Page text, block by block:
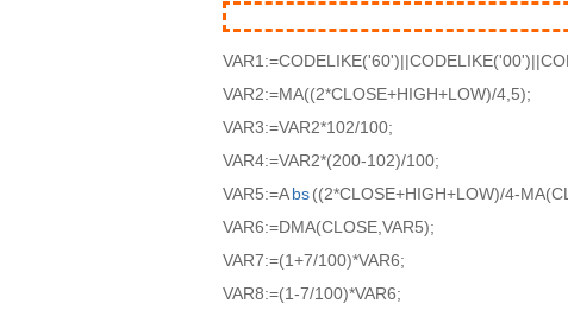
VAR2:=MA((2*CLOSE+HIGH+LOW)/4,5);
VAR3:=VAR2*102/100;
VAR4:=VAR2*(200-102)/100;
VAR5:=Abs((2*CLOSE+HIGH+LOW)/4-
VAR6:=DMA(CLOSE,VAR5);
VAR7:=(1+7/100)*VAR6;
VAR8:=(1-7/100)*VAR6;